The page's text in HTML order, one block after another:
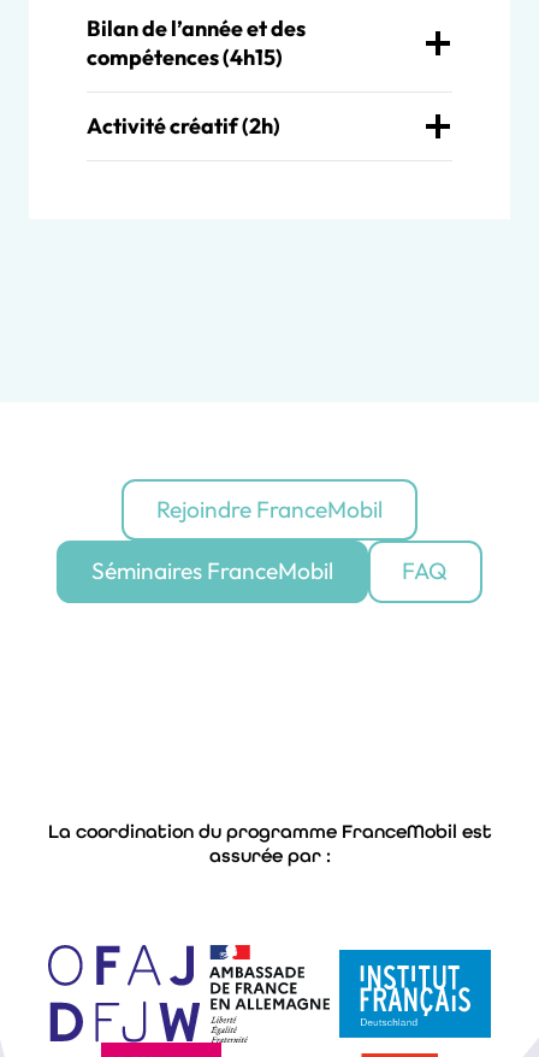
Bilan de l’année et des
compétences (4h15)
Activité créatif (2h)
Rejoindre FranceMobil
Séminaires FranceMobil FAQ
La coordination du programme FranceMobil est
assurée par :